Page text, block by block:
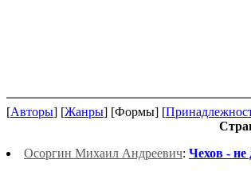
[Авторы] [Жанры] [Формы] [
Осоргин Михаил Андреевич: Чехов -